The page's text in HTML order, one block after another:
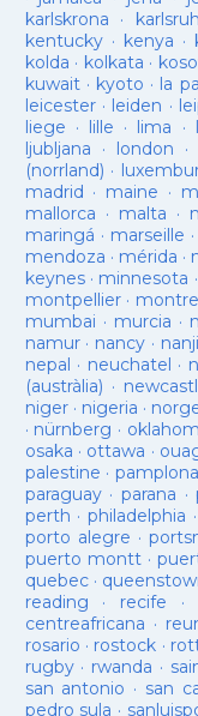
karlskrona ·
kentucky· kenya ·
kolda · kolkata ·
kuwait· kyoto · la
leicester· leiden ·
liege · lille · lima ·
ljubljana · london ·
(norrland) ·
madrid · maine ·
mallorca · malta ·
maringá · marseille ·
mendoza · mérida ·
keynes· minnesota ·
montpellier·
mumbai · murcia ·
namur· nancy ·
nepal · neuchatel ·
(austràlia) ·
niger· nigeria ·
· nürnberg ·
osaka · ottawa ·
palestine ·
paraguay· parana ·
perth ·philadelphia ·
porto alegre ·
puerto montt·
quebec·
reading · recife ·
centreafricana ·
rosario · rostock ·
rugby· rwanda ·
san antonio · san
pedro sula ·